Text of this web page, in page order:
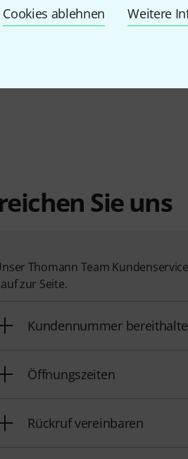
Cookies ablehnen Weitere
Sie uns
Thomann Team
zur Seite.
Kundennummer
Öffnungszeiten
Rückruf vereinbaren